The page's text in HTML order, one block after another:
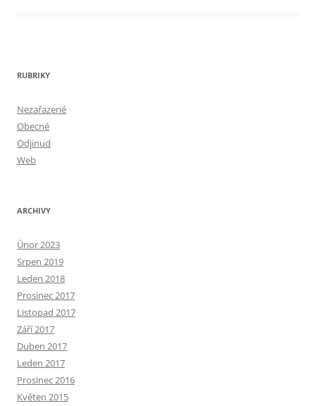
RUBRIKY
Nezařazené
Obecné
Odjinud
Web
ARCHIVY
Únor 2023
Srpen 2019
Leden 2018
Prosinec 2017
Listopad 2017
Září 2017
Duben 2017
Leden 2017
Prosinec 2016
Květen 2015